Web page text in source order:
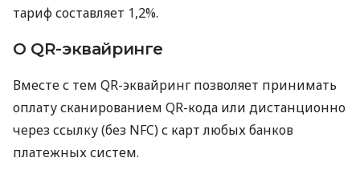
тариф составляет 1,2%.
О QR-эквайринге
Вместе с тем QR-эквайринг позволяет принимать
оплату сканированием QR-кода или дистанционно
через ссылку (без NFC) с карт любых банков
платежных систем.